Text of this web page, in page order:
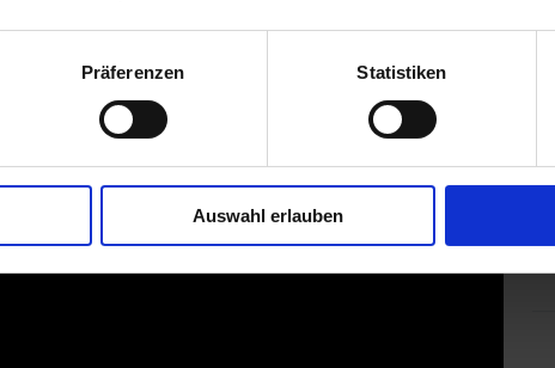
Präferenzen Statistiken
Auswahl erlauben